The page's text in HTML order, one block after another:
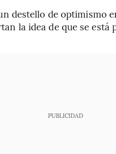
destello de optimismo
la idea de que se
PUBLICIDAD